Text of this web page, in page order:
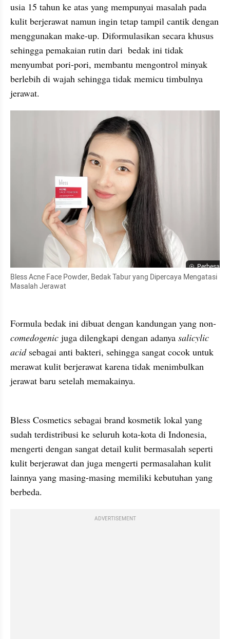
usia 15 tahun ke atas yang mempunyai masalah pada
kulit berjerawat namun ingin tetap tampil cantik dengan
menggunakan make-up. Diformulasikan secara khusus
sehingga pemakaian rutin dari  bedak ini tidak
menyumbat pori-pori, membantu mengontrol minyak
berlebih di wajah sehingga tidak memicu timbulnya
jerawat.
Perbesar
Bless Acne Face Powder, Bedak Tabur yang Dipercaya Mengatasi
Masalah Jerawat
Formula bedak ini dibuat dengan kandungan yang non-
comedogenic juga dilengkapi dengan adanya salicylic
acid sebagai anti bakteri, sehingga sangat cocok untuk
merawat kulit berjerawat karena tidak menimbulkan
jerawat baru setelah memakainya.
Bless Cosmetics sebagai brand kosmetik lokal yang
sudah terdistribusi ke seluruh kota-kota di Indonesia,
mengerti dengan sangat detail kulit bermasalah seperti
kulit berjerawat dan juga mengerti permasalahan kulit
lainnya yang masing-masing memiliki kebutuhan yang
berbeda.
ADVERTISEMENT